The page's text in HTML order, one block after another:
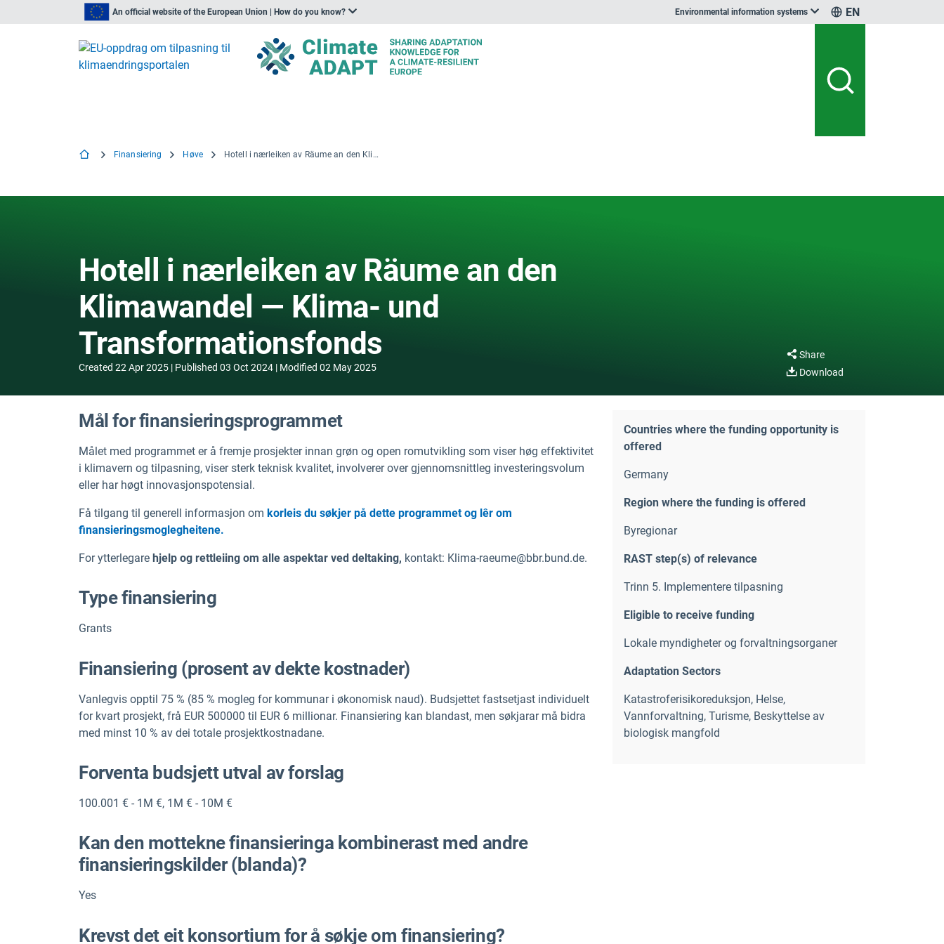
An official website of the European Union | How do you know? Environmental information systems EN
Finansiering Høve Hotell i nærleiken av Räume an den Klimawandel — Klima- und Transformationsfonds
Hotell i nærleiken av Räume an den
Klimawandel — Klima- und
Transformationsfonds
Created 22 Apr 2025 Published 03 Oct 2024 Modified 02 May 2025
Share
Download
Mål for finansieringsprogrammet
Målet med programmet er å fremje prosjekter innan grøn og open romutvikling som viser høg effektivitet
i klimavern og tilpasning, viser sterk teknisk kvalitet, involverer over gjennomsnittleg investeringsvolum
eller har høgt innovasjonspotensial.
Få tilgang til generell informasjon om korleis du søkjer på dette programmet og lêr om
finansieringsmoglegheitene.
For ytterlegare hjelp og rettleiing om alle aspektar ved deltaking, kontakt: Klima-raeume@bbr.bund.de.
Type finansiering
Grants
Finansiering (prosent av dekte kostnader)
Vanlegvis opptil 75 % (85 % mogleg for kommunar i økonomisk naud). Budsjettet fastsetjast individuelt
for kvart prosjekt, frå EUR 500000 til EUR 6 millionar. Finansiering kan blandast, men søkjarar må bidra
med minst 10 % av dei totale prosjektkostnadane.
Forventa budsjett utval av forslag
100.001 € - 1M €, 1M € - 10M €
Kan den mottekne finansieringa kombinerast med andre
finansieringskilder (blanda)?
Yes
Krevst det eit konsortium for å søkje om finansiering?
Countries where the funding opportunity is
offered
Germany
Region where the funding is offered
Byregionar
RAST step(s) of relevance
Trinn 5. Implementere tilpasning
Eligible to receive funding
Lokale myndigheter og forvaltningsorganer
Adaptation Sectors
Katastroferisikoreduksjon, Helse,
Vannforvaltning, Turisme, Beskyttelse av
biologisk mangfold